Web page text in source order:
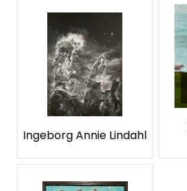
Ingeborg Annie Lindahl